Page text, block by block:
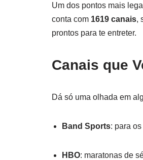
Um dos pontos mais
conta com 1619 canais,
prontos para te entreter.
Canais que
Dá só uma olhada em
Band Sports: para
HBO: maratonas de